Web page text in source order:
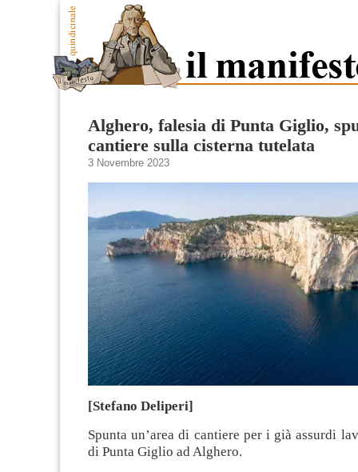
Alghero, falesia di Punta Giglio,
cantiere sulla cisterna tutelata
3 Novembre 2023
[Stefano Deliperi]
Spunta un’area di cantiere per i già assurdi
di Punta Giglio ad Alghero.